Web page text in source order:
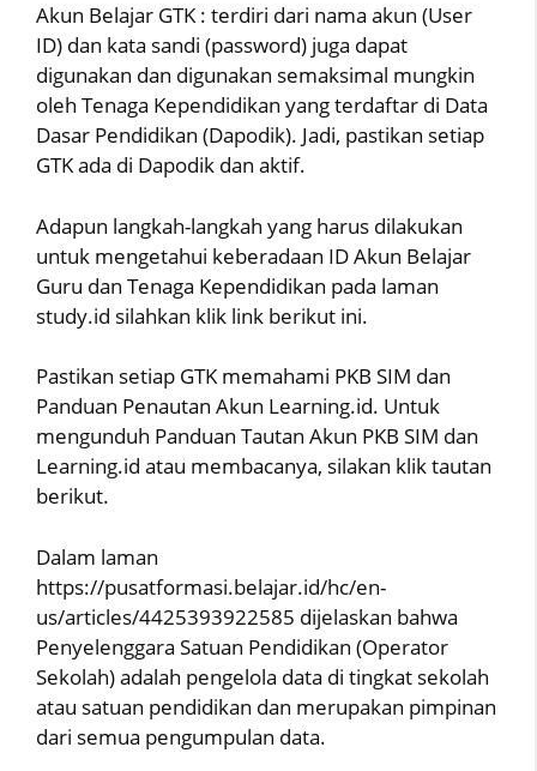
Akun Belajar GTK : terdiri dari nama akun (User
ID) dan kata sandi (password) juga dapat
digunakan dan digunakan semaksimal mungkin
oleh Tenaga Kependidikan yang terdaftar di Data
Dasar Pendidikan (Dapodik). Jadi, pastikan setiap
GTK ada di Dapodik dan aktif.
Adapun langkah-langkah yang harus dilakukan
untuk mengetahui keberadaan ID Akun Belajar
Guru dan Tenaga Kependidikan pada laman
study.id silahkan klik link berikut ini.
Pastikan setiap GTK memahami PKB SIM dan
Panduan Penautan Akun Learning.id. Untuk
mengunduh Panduan Tautan Akun PKB SIM dan
Learning.id atau membacanya, silakan klik tautan
berikut.
Dalam laman
https://pusatformasi.belajar.id/hc/en-
us/articles/4425393922585 dijelaskan bahwa
Penyelenggara Satuan Pendidikan (Operator
Sekolah) adalah pengelola data di tingkat sekolah
atau satuan pendidikan dan merupakan pimpinan
dari semua pengumpulan data.